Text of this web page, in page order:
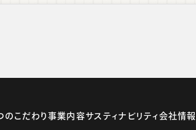
のこだわり事業内容サスティナビリティ会社情報